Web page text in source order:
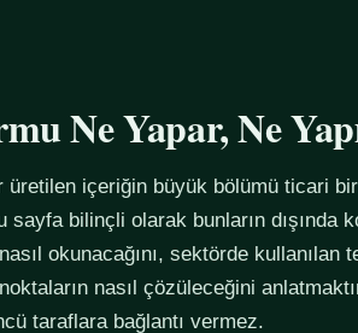
Ne Yapar, Ne
üretilen içeriğin büyük bölümü ticari
bilinçli olarak bunların dışında
okunacağını, sektörde
noktaların nasıl çözüleceğini
taraflara bağlantı vermez.